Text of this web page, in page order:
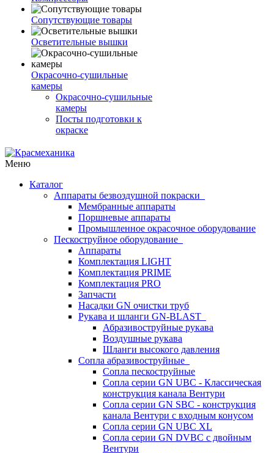
Сопутствующие товары
Осветительные вышки
Окрасочно-сушильные
камеры
Окрасочно-сушильные
камеры
Посты подготовки к
окраске
Меню
Каталог
Аппараты безвоздушной покраски
Мембранные аппараты
Поршневые аппараты
Промышленное окрасочное оборудование
Пескоструйное оборудование
Аппараты
Комплектация LIGHT
Комплектация PRIME
Комплектация PRO
Запчасти
Насадки GN очистки труб
Рукава и шланги GN-BLAST
Абразивоструйные рукава
Воздушные рукава
Шланги высокого давления
Сопла абразивоструйные
Сопла пескоструйные
Сопла серии GN UBC - Классическая
конструкция канала Вентури
Сопла серии GN SBC - конструкция
канала Вентури c входным конусом
Сопла серии GN UBC XL
Сопла серии GN DVBC с двойным
Вентури